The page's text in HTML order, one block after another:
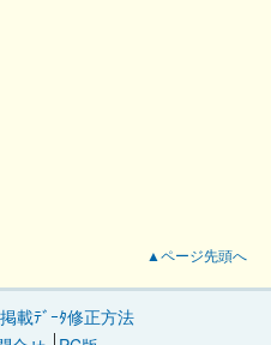
▲ページ先頭へ
掲載ﾃﾞｰﾀ修正方法